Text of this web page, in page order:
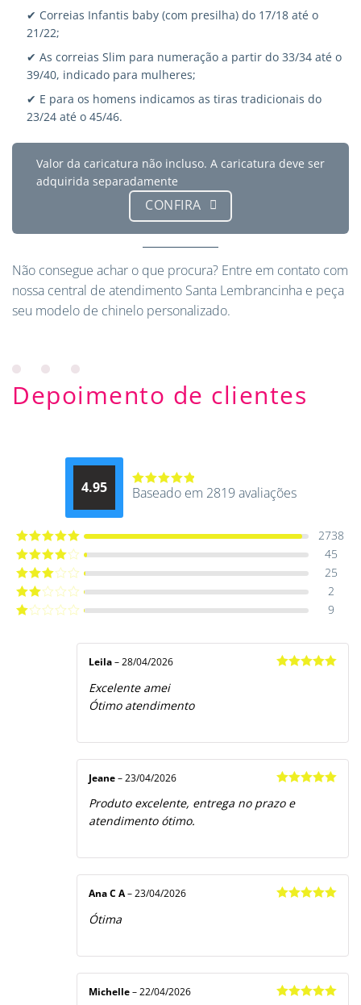
✔ Correias Infantis baby (com presilha) do 17/18 até o
21/22;
✔ As correias Slim para numeração a partir do 33/34 até o
39/40, indicado para mulheres;
✔ E para os homens indicamos as tiras tradicionais do
23/24 até o 45/46.
Valor da caricatura não incluso. A caricatura deve ser
adquirida separadamente
CONFIRA
Não consegue achar o que procura? Entre em contato com
nossa central de atendimento Santa Lembrancinha e peça
seu modelo de chinelo personalizado.
Depoimento de clientes
4.95
Avaliação
Baseado em 2819 avaliações
Avaliação5
2738
Avaliação
45
Avaliação
25
Avaliação
2
9
Leila – 28/04/2026
Excelente amei
Ótimo atendimento
de 5
Jeane – 23/04/2026
Produto excelente, entrega no prazo e
atendimento ótimo.
Ana C A– 23/04/2026
Ótima
Michelle – 22/04/2026